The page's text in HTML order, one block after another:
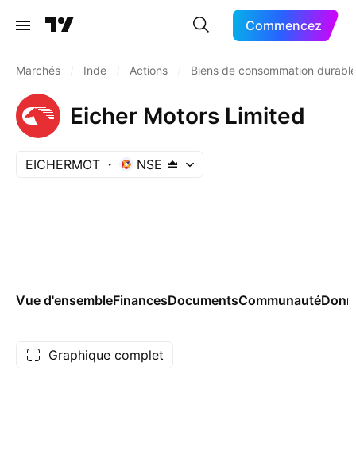
Commencez
Marchés Inde Actions Biens de consommation
Eicher Motors Limited
EICHERMOT NSE
Vue d'ensembleFinancesDocumentsCommunauté
Graphique complet